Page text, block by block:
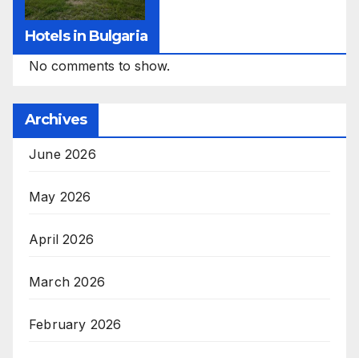
Hotels in Bulgaria
No comments to show.
Archives
June 2026
May 2026
April 2026
March 2026
February 2026